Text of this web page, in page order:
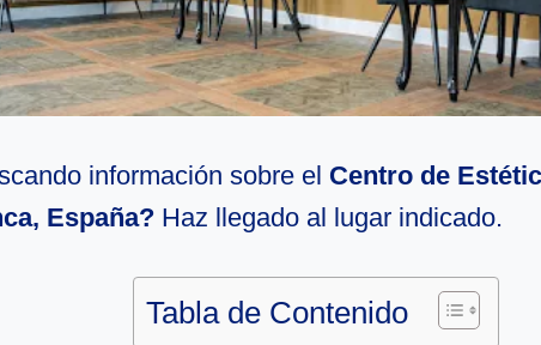
información sobre el Centro de
España? Haz llegado al lugar indicado.
Tabla de Contenido